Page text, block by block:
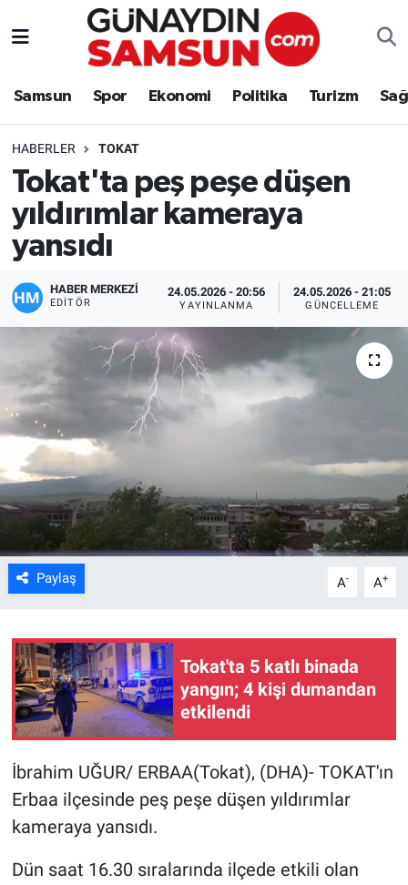
Samsun Spor Ekonomi Politika Turizm
HABERLER TOKAT
Tokat'ta peş peşe düşen
yıldırımlar kameraya
yansıdı
HABER MERKEZİ
EDITÖR
24.05.2026 - 20:56
YAYINLANMA
24.05.2026 - 21:05
GÜNCELLEME
Paylaş A- A+
Tokat'ta 5 katlı binada
yangın; 4 kişi dumandan
etkilendi
İbrahim UĞUR/ ERBAA(Tokat), (DHA)- TOKAT'ın
Erbaa ilçesinde peş peşe düşen yıldırımlar
kameraya yansıdı.
Dün saat 16.30 sıralarında ilçede etkili olan
Samsun
Politika
Turizm
Sağlık
Eğitim
Yaşam
Kültür Sanat
Bilim ve Teknoloji
Genel
Nöbetçi Eczaneler
Süper Lig Puan Durumu ve Fikstür
Tüm Manşetler
Son Dakika Haberleri
Haber Arşivi